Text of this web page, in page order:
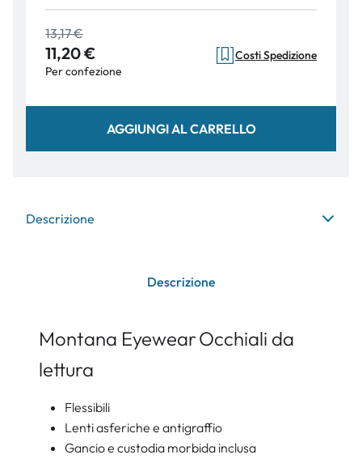
13,17 €
11,20 €
Per confezione
Costi Spedizione
AGGIUNGI AL CARRELLO
Descrizione
Descrizione
Montana EyewearOcchiali da
lettura
Flessibili
Lenti asferiche e antigraffio
Gancio e custodia morbida inclusa